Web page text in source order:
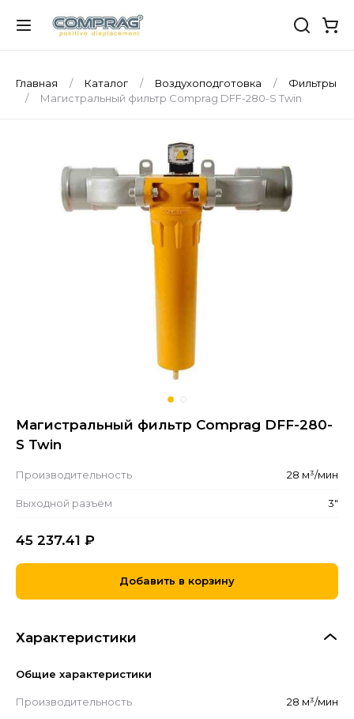
Главная Каталог Воздухоподготовка
Фильтры
Магистральный фильтр Comprag DFF-280-S Twin
Магистральный фильтр Comprag DFF-280-
S Twin
Производительность 28 м³/мин
Выходной разъём 3"
45 237.41 ₽
Добавить в корзину
Характеристики
Общие характеристики
Производительность 28 м³/мин